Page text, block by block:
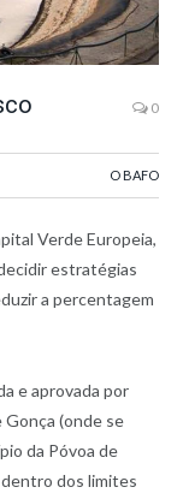
0
O BAFO
Verde Europeia,
estratégias
a percentagem
e aprovada por
Gonça (onde se
da Póvoa de
dos limites